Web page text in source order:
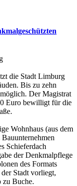
die Stadt Limburg
Bis zu zehn
Der Magistrat
Euro bewilligt für die
Wohnhaus (aus dem
Schieferdach
der Denkmalpflege
des Formats
Stadt vorliegt,
zu Buche.